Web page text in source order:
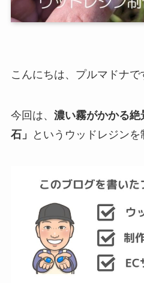
こんにちは、プルマドナで
今回は、 濃い霧がかかる
石」
というウッドレジンを